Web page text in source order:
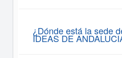
¿Dónde está la sede
IDEAS DE